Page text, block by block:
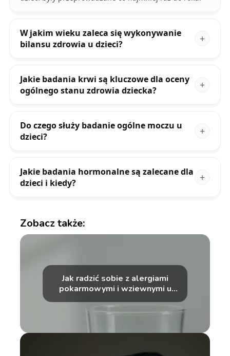
W jakim wieku zaleca się wykonywanie
bilansu zdrowia u dzieci?
Jakie badania krwi są kluczowe dla oceny
ogólnego stanu zdrowia dziecka?
Do czego służy badanie ogólne moczu u
dzieci?
Jakie badania hormonalne są zalecane dla
dzieci i kiedy?
Zobacz także:
Jak radzić sobie z alergiami
pokarmowymi i wziewnymi u